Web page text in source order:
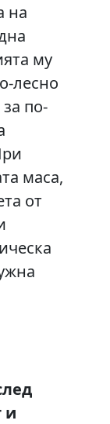
на
му
лесно
по-
маса,
от
и